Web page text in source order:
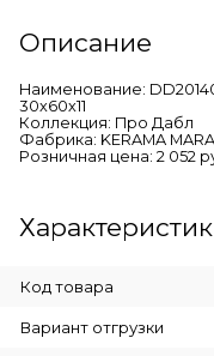
Описание
Наименование:
30х60х11
Коллекция: Про Дабл
Фабрика: KERAMA
Розничная цена: 2 052
Код товара
Вариант отгрузки